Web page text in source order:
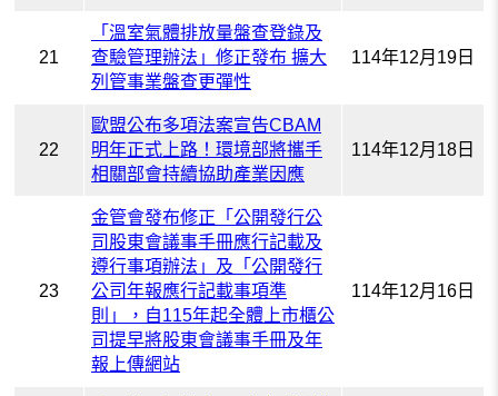
21
「溫室氣體排放量盤查登錄及
查驗管理辦法」修正發布 擴大
列管事業盤查更彈性
114年12月19日
22
歐盟公布多項法案宣告CBAM
明年正式上路！環境部將攜手
相關部會持續協助產業因應
114年12月18日
23
金管會發布修正「公開發行公
司股東會議事手冊應行記載及
遵行事項辦法」及「公開發行
公司年報應行記載事項準
則」，自115年起全體上市櫃公
司提早將股東會議事手冊及年
報上傳網站
114年12月16日